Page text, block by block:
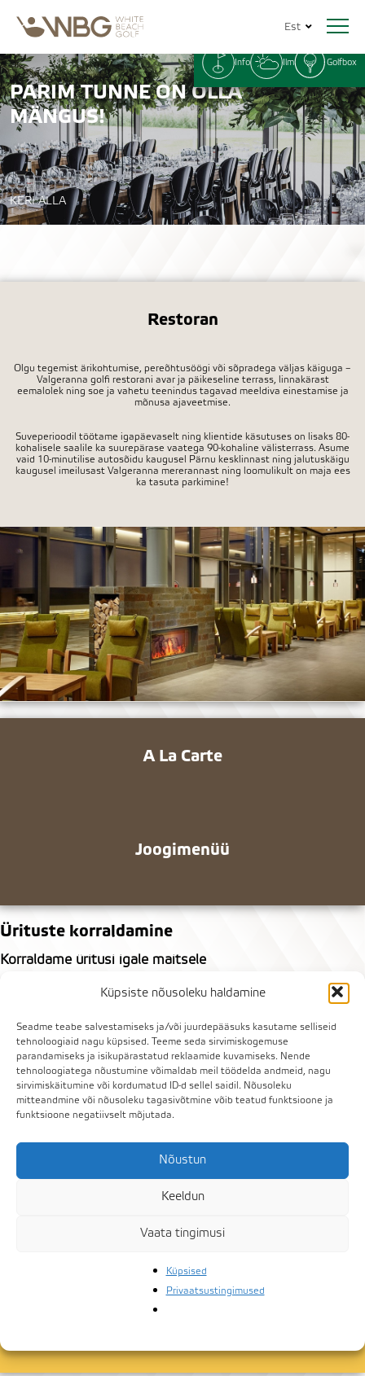
Küpsiste nõusoleku haldamine
Seadme teabe salvestamiseks ja/või juurdepääsuks kasutame selliseid
tehnoloogiaid nagu küpsised. Teeme seda sirvimiskogemuse
parandamiseks ja isikupärastatud reklaamide kuvamiseks. Nende
tehnoloogiatega nõustumine võimaldab meil töödelda andmeid, nagu
sirvimiskäitumine või kordumatud ID-d sellel saidil. Nõusoleku
mitteandmine või nõusoleku tagasivõtmine võib teatud funktsioone ja
funktsioone negatiivselt mõjutada.
Nõustun
Keeldun
Vaata tingimusi
Küpsised
Privaatsustingimused
Est
PARIM TUNNE ON OLLA
MÄNGUS!
KERI ALLA
Restoran
Olgu tegemist ärikohtumise, pereõhtusöögi või sõpradega väljas käiguga –
Valgeranna golfi restorani avar ja päikeseline terrass, linnakärast
eemalolek ning soe ja vahetu teenindus tagavad meeldiva einestamise ja
mõnusa ajaveetmise.
Suveperioodil töötame igapäevaselt ning klientide käsutuses on lisaks 80-
kohalisele saalile ka suurepärase vaatega 90-kohaline välisterrass. Asume
vaid 10-minutilise autosõidu kaugusel Pärnu kesklinnast ning jalutuskäigu
kaugusel imeilusast Valgeranna mererannast ning loomulikult on maja ees
ka tasuta parkimine!
A La Carte
Joogimenüü
Ürituste korraldamine
Korraldame üritusi igale maitsele
Pakume lahendusi erinevate sündmuste ja seltskondade
sünnipäevabuffee, suupistetega vastuvõtt või midagi
täiesti omanäolist. Võta meiega ühendust, et kokku panna
just sinu sündmusele sobiv lahendus:
Golfirestoran on avatud.
Lisainfo:resto@wbg.ee
Tel:
+372 53882068
Info Ilm Golfbox